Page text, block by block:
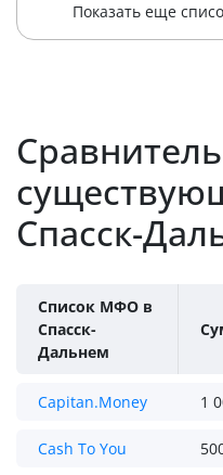
Показать еще
Спасск-
Список МФО в
Спасск-
Дальнем
Capitan.Money 1
Cash To You